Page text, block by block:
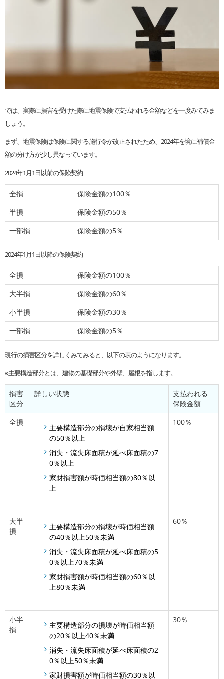
では、実際に損害を受けた際に地震保険で支払われる金額などを一度みてみま
しょう。
まず、地震保険は保険に関する施行令が改正されたため、2024年を境に補償金
額の分け方が少し異なっています。
2024年1月1日以前の保険契約
全損
保険金額の100％
半損
保険金額の50％
一部損
保険金額の5％
2024年1月1日以降の保険契約
全損
保険金額の100％
大半損
保険金額の60％
小半損
保険金額の30％
一部損
保険金額の5％
現行の損害区分を詳しくみてみると、以下の表のようになります。
※主要構造部分とは、建物の基礎部分や外壁、屋根を指します。
損害
区分
詳しい状態
支払われる
保険金額
全損
主要構造部分の損壊が自家相当額
の50％以上
消失・流失床面積が延べ床面積の7
0％以上
家財損害額が時価相当額の80％以
上
100％
大半
損
主要構造部分の損壊が時価相当額
の40％以上50％未満
消失・流失床面積が延べ床面積の5
0％以上70％未満
家財損害額が時価相当額の60％以
上80％未満
60％
小半
損
主要構造部分の損壊が時価相当額
の20％以上40％未満
消失・流失床面積が延べ床面積の2
0％以上50％未満
家財損害額が時価相当額の30％以
30％